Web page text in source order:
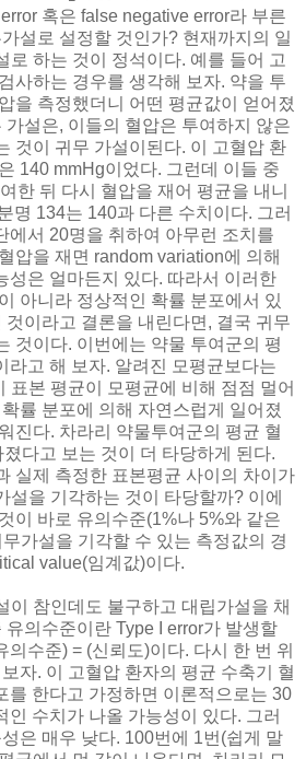
혹은 false negative error라 부른
설로 설정할 것인가? 현재까지의 일
로 하는 것이 정석이다. 예를 들어 고
사하는 경우를 생각해 보자. 약을 투
을 측정했더니 어떤 평균값이 얻어졌
가설은, 이들의 혈압은 투여하지 않은
것이 귀무 가설이된다. 이 고혈압 환
140 mmHg이었다. 그런데 이들 중
한 뒤 다시 혈압을 재어 평균을 내니
명 134는 140과 다른 수치이다. 그러
에서 20명을 취하여 아무런 조치를
압을 재면 random variation에 의해
성은 얼마든지 있다. 따라서 이러한
아니라 정상적인 확률 분포에서 있
것이라고 결론을 내린다면, 결국 귀무
것이다. 이번에는 약물 투여군의 평
라고 해 보자. 알려진 모평균보다는
표본 평균이 모평균에 비해 점점 멀어
률 분포에 의해 자연스럽게 일어졌
진다. 차라리 약물투여군의 평균 혈
다고 보는 것이 더 타당하게 된다.
실제 측정한 표본평균 사이의 차이가
설을 기각하는 것이 타당할까? 이에
이 바로 유의수준(1%나 5%와 같은
가설을 기각할 수 있는 측정값의 경
value(임계값)이다.
이 참인데도 불구하고 대립가설을 채
유의수준이란 Type I error가 발생할
의수준) = (신뢰도)이다. 다시 한 번 위
자. 이 고혈압 환자의 평균 수축기 혈
를 한다고 가정하면 이론적으로는 30
인 수치가 나올 가능성이 있다. 그러
은 매우 낮다. 100번에 1번(쉽게 말